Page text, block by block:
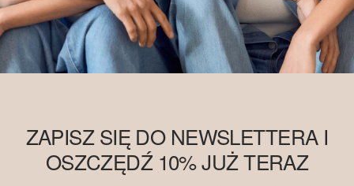
ZAPISZ SIĘ DO NEWSLETTERA I
OSZCZĘDŹ 10% JUŻ TERAZ